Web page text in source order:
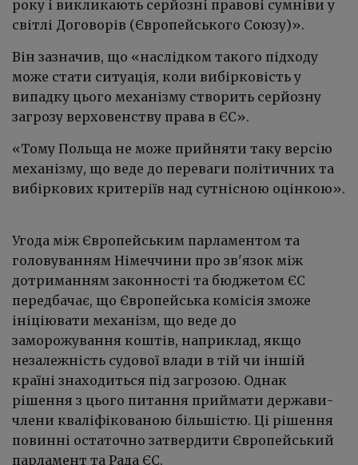
року і викликають серйозні правові сумніви у
світлі Договорів (Європейського Союзу)».
Він зазначив, що «наслідком такого підходу
може стати ситуація, коли вибірковість у
випадку цього механізму створить серйозну
загрозу верховенству права в ЄС».
«Тому Польща не може прийняти таку версію
механізму, що веде до переваги політичних та
вибіркових критеріїв над сутнісною оцінкою».
Угода між Європейським парламентом та
головуванням Німеччини про зв'язок між
дотриманням законності та бюджетом ЄС
передбачає, що Європейська комісія зможе
ініціювати механізм, що веде до
заморожування коштів, наприклад, якщо
незалежність судової влади в тій чи іншій
країні знаходиться під загрозою. Однак
рішення з цього питання приймати держави-
члени кваліфікованою більшістю. Ці рішення
повинні остаточно затвердити Європейський
парламент та Рада ЄС.